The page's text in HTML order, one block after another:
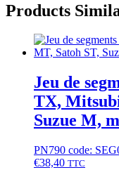
Products
Jeu de
TX,
Suzue M,
PN790 code:
€38,40 TTC